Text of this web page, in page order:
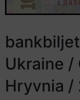
Ukraine /
Hryvnia /